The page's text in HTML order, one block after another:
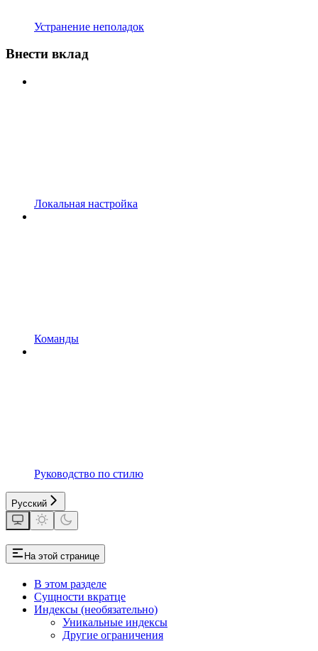
Устранение неполадок
Внести вклад
Локальная настройка
Команды
Руководство по стилю
Русский
На этой странице
В этом разделе
Сущности вкратце
Индексы (необязательно)
Уникальные индексы
Другие ограничения